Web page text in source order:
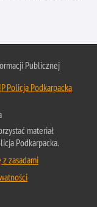
Publicznej
Policja Podkarpacka
materiał
Podkarpacka.
zasadami